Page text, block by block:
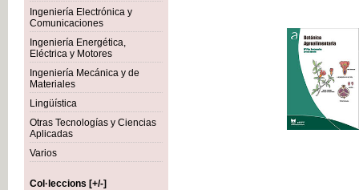
Ingeniería Electrónica y
Comunicaciones
Ingeniería Energética,
Eléctrica y Motores
Ingeniería Mecánica y de
Materiales
Lingüística
Otras Tecnologías y Ciencias
Aplicadas
Varios
Col·leccions [+/-]
IVA